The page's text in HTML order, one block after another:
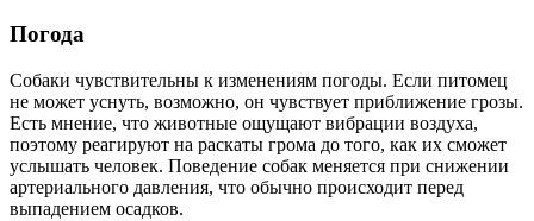
Погода
Собаки чувствительны к изменениям погоды. Если питомец
не может уснуть, возможно, он чувствует приближение грозы.
Есть мнение, что животные ощущают вибрации воздуха,
поэтому реагируют на раскаты грома до того, как их сможет
услышать человек. Поведение собак меняется при снижении
артериального давления, что обычно происходит перед
выпадением осадков.